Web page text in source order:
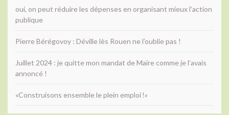
oui, on peut réduire les dépenses en organisant mieux l’action
publique
Pierre Bérégovoy : Déville lès Rouen ne l’oublie pas !
Juillet 2024 : je quitte mon mandat de Maire comme je l’avais
annoncé !
«Construisons ensemble le plein emploi !»